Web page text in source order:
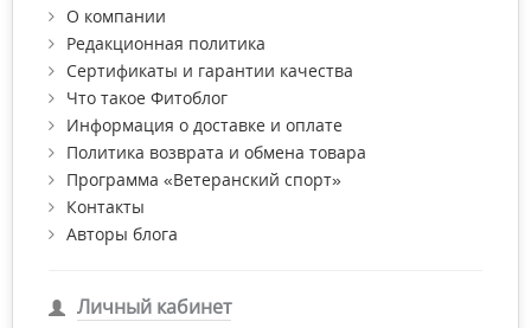
О компании
Редакционная политика
Сертификаты и гарантии качества
Что такое Фитоблог
Информация о доставке и оплате
Политика возврата и обмена товара
Программа «Ветеранский спорт»
Контакты
Авторы блога
Личный кабинет